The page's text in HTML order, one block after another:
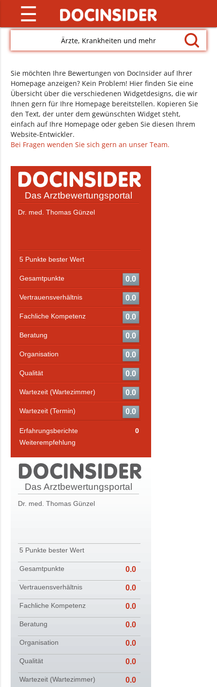
☰
Ärzte, Krankheiten und mehr
Sie möchten Ihre Bewertungen von DocInsider auf Ihrer
Homepage anzeigen? Kein Problem! Hier finden Sie eine
Übersicht über die verschiedenen Widgetdesigns, die wir
Ihnen gern für Ihre Homepage bereitstellen. Kopieren Sie
den Text, der unter dem gewünschten Widget steht,
einfach auf Ihre Homepage oder geben Sie diesen Ihrem
Website-Entwickler.
Bei Fragen wenden Sie sich gern an unser Team.